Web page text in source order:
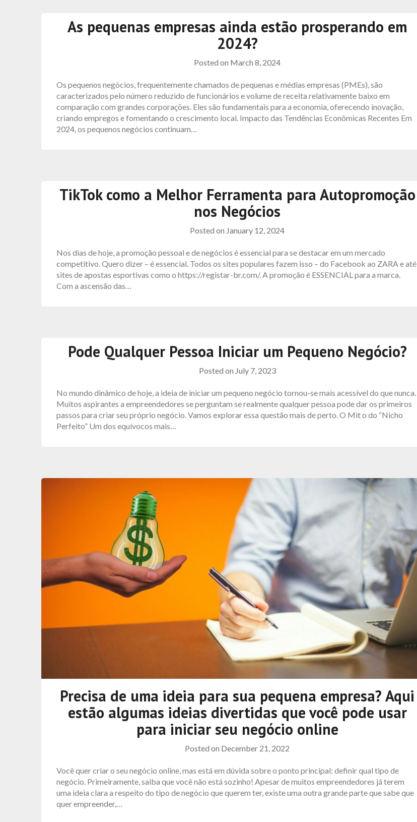
As pequenas empresas ainda estão prosperando em
2024?
Posted on March 8, 2024
Os pequenos negócios, frequentemente chamados de pequenas e médias empresas (PMEs), são
caracterizados pelo número reduzido de funcionários e volume de receita relativamente baixo em
comparação com grandes corporações. Eles são fundamentais para a economia, oferecendo inovação,
criando empregos e fomentando o crescimento local. Impacto das Tendências Econômicas Recentes Em
2024, os pequenos negócios continuam…
TikTok como a Melhor Ferramenta para Autopromoção
nos Negócios
Posted on January 12, 2024
Nos dias de hoje, a promoção pessoal e de negócios é essencial para se destacar em um mercado
competitivo. Quero dizer – é essencial. Todos os sites populares fazem isso – do Facebook ao ZARA e até
sites de apostas esportivas como o https://registar-br.com/. A promoção é ESSENCIAL para a marca.
Com a ascensão das…
Pode Qualquer Pessoa Iniciar um Pequeno Negócio?
Posted on July 7, 2023
No mundo dinâmico de hoje, a ideia de iniciar um pequeno negócio tornou-se mais acessível do que nunca.
Muitos aspirantes a empreendedores se perguntam se realmente qualquer pessoa pode dar os primeiros
passos para criar seu próprio negócio. Vamos explorar essa questão mais de perto. O Mit o do “Nicho
Perfeito” Um dos equívocos mais…
Precisa de uma ideia para sua pequena empresa? Aqui
estão algumas ideias divertidas que você pode usar
para iniciar seu negócio online
Posted on December 21, 2022
Você quer criar o seu negócio online, mas está em dúvida sobre o ponto principal: definir qual tipo de
negócio. Primeiramente, saiba que você não está sozinho! Apesar de muitos empreendedores já terem
uma ideia clara a respeito do tipo de negócio que querem ter, existe uma outra grande parte que sabe que
quer empreender,…